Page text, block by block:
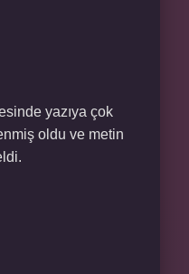
yazıya çok
oldu ve metin